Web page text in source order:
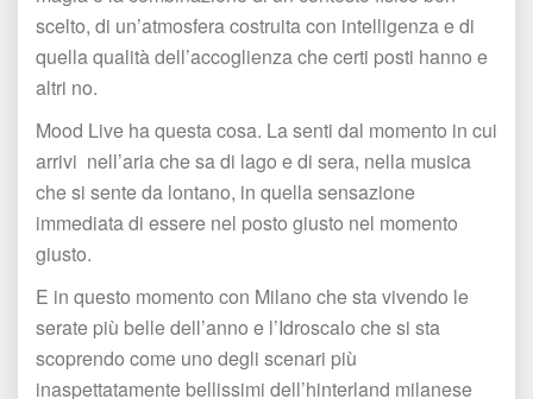
celto, di un’atmosfera costruita con intelligenza e di
quella qualità dell’accoglienza che certi posti hanno e
altri no.
Mood Live ha questa cosa. La senti dal momento in cui
arrivi nell’aria che sa di lago e di sera, nella musica
che si sente da lontano, in quella sensazione
immediata di essere nel posto giusto nel momento
giusto.
E in questo momento con Milano che sta vivendo le
erate più belle dell’anno e l’Idroscalo che si sta
coprendo come uno degli scenari più
inaspettatamente bellissimi dell’hinterland milanese